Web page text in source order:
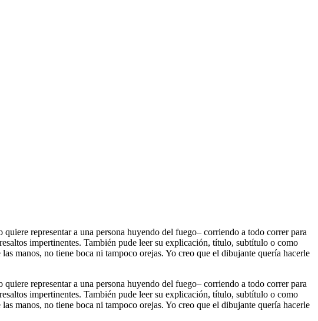
representar a una persona huyendo del fuego– corriendo a todo correr para
impertinentes. También pude leer su explicación, título, subtítulo o como
manos, no tiene boca ni tampoco orejas. Yo creo que el dibujante quería hacerle
representar a una persona huyendo del fuego– corriendo a todo correr para
impertinentes. También pude leer su explicación, título, subtítulo o como
manos, no tiene boca ni tampoco orejas. Yo creo que el dibujante quería hacerle